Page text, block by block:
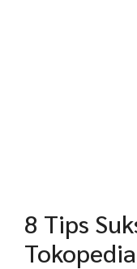
8 Tips